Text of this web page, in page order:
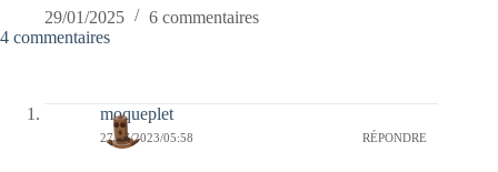
29/01/2025
6 commentaires
4 commentaires
moqueplet
27/07/2023/05:58 RÉPONDRE